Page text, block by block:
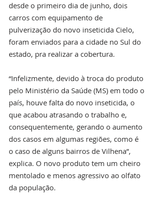
desde o primeiro dia de junho, dois
carros com equipamento de
pulverização do novo inseticida Cielo,
foram enviados para a cidade no Sul do
estado, pra realizar a cobertura.
“Infelizmente, devido à troca do produto
pelo Ministério da Saúde (MS) em todo o
país, houve falta do novo inseticida, o
que acabou atrasando o trabalho e,
consequentemente, gerando o aumento
dos casos em algumas regiões, como é
o caso de alguns bairros de Vilhena”,
explica. O novo produto tem um cheiro
mentolado e menos agressivo ao olfato
da população.